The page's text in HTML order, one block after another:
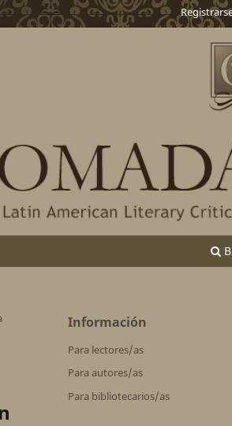
Información
Para lectores/as
Para autores/as
Para bibliotecarios/as